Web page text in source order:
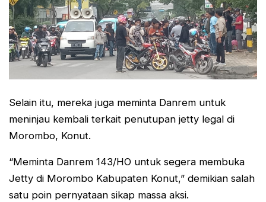
Selain itu, mereka juga meminta Danrem untuk
meninjau kembali terkait penutupan jetty legal di
Morombo, Konut.
“Meminta Danrem 143/HO untuk segera membuka
Jetty di Morombo Kabupaten Konut,” demikian salah
satu poin pernyataan sikap massa aksi.